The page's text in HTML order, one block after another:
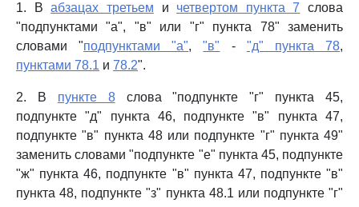
1. Вабзацах третьем и четвертом пункта 7 слова
"подпунктами "а", "в" или "г" пункта 78" заменить
словами "подпунктами "а","в" - "д" пункта 78,
пунктами 78.1 и 78.2".
2. В пункте 8слова "подпункте "г" пункта 45,
подпункте "д" пункта 46, подпункте "в" пункта 47,
подпункте "в" пункта 48 или подпункте "г" пункта 49"
заменить словами "подпункте "е" пункта 45, подпункте
"ж" пункта 46, подпункте "в" пункта 47, подпункте "в"
пункта 48, подпункте "з" пункта 48.1 или подпункте "г"